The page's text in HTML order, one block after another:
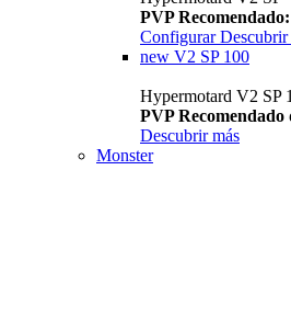
PVP
Configurar Descubrir
new V2 SP 100
Hypermotard V2 SP
PVP Recomendado
Descubrir más
Monster